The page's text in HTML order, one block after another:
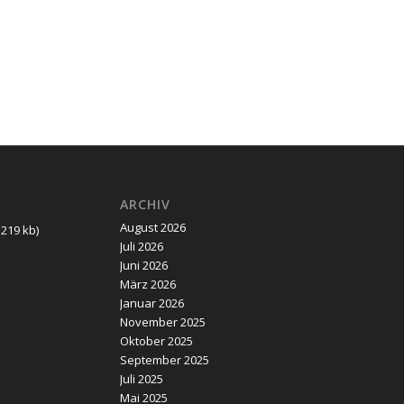
kb)
ARCHIV
August 2026
Juli 2026
Juni 2026
März 2026
Januar 2026
November 2025
Oktober 2025
September 2025
Juli 2025
Mai 2025